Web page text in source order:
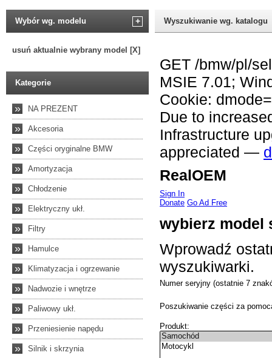
Wybór wg. modelu +
usuń aktualnie wybrany model [X]
Kategorie
» NA PREZENT
» Akcesoria
» Części oryginalne BMW
» Amortyzacja
» Chłodzenie
» Elektryczny ukł.
» Filtry
» Hamulce
» Klimatyzacja i ogrzewanie
» Nadwozie i wnętrze
» Paliwowy ukł.
» Przeniesienie napędu
» Silnik i skrzynia
Wyszukiwanie wg. katalogu